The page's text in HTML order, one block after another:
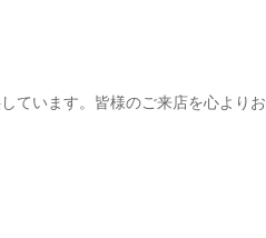
ています。皆様のご来店を心よりお